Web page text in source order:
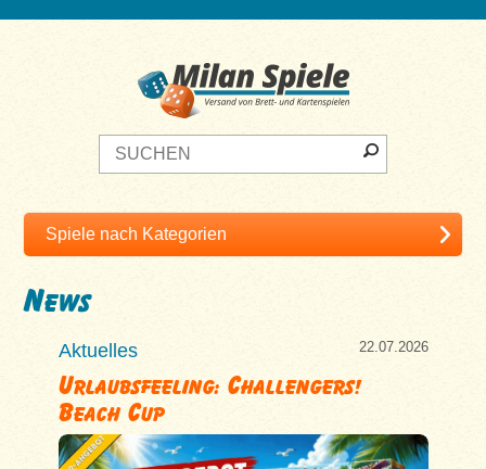
News
Aktuelles 22.07.2026
Urlaubsfeeling: Challengers!
Beach Cup